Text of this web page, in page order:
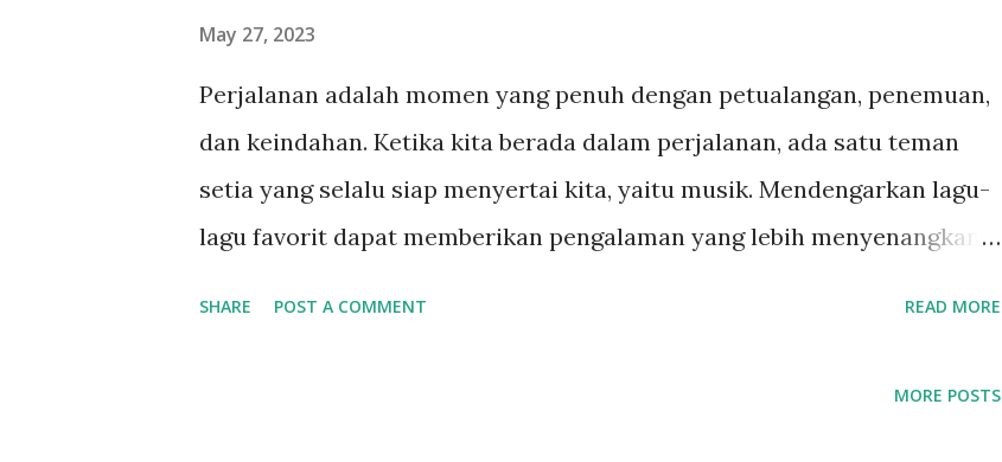
May 27, 2023
Perjalanan adalah momen yang penuh dengan petualangan, penemuan,
dan keindahan. Ketika kita berada dalam perjalanan, ada satu teman
setia yang selalu siap menyertai kita, yaitu musik. Mendengarkan lagu-
lagu favorit dapat memberikan pengalaman yang lebih menyenangkan
SHARE POST A COMMENT READ MORE
MORE POSTS